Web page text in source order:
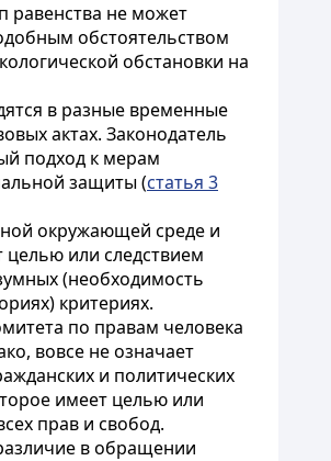
равенства не может
обстоятельством
обстановки на
в разные временные
актах. Законодатель
подход к мерам
защиты (статья 3
окружающей среде и
или следствием
(необходимость
критериях.
по правам человека
вовсе не означает
и политических
имеет целью или
прав и свобод.
в обращении